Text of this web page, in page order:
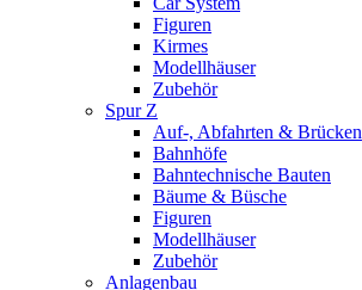
Figuren
Kirmes
Modellhäuser
Zubehör
Spur Z
Auf-, Abfahrten & Brücken
Bahnhöfe
Bahntechnische Bauten
Bäume & Büsche
Figuren
Modellhäuser
Zubehör
Anlagenbau